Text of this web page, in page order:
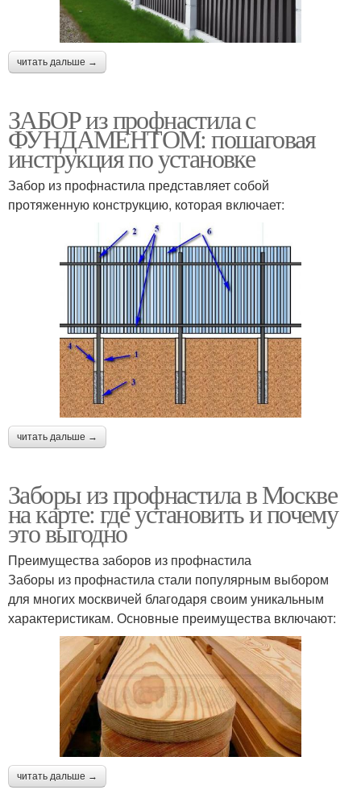
читать дальше →
ЗАБОР из профнастила с
ФУНДАМЕНТОМ: пошаговая
инструкция по установке
Забор из профнастила представляет собой
протяженную конструкцию, которая включает:
читать дальше →
Заборы из профнастила в Москве
на карте: где установить и почему
это выгодно
Преимущества заборов из профнастила
Заборы из профнастила стали популярным выбором
для многих москвичей благодаря своим уникальным
характеристикам. Основные преимущества включают:
читать дальше →